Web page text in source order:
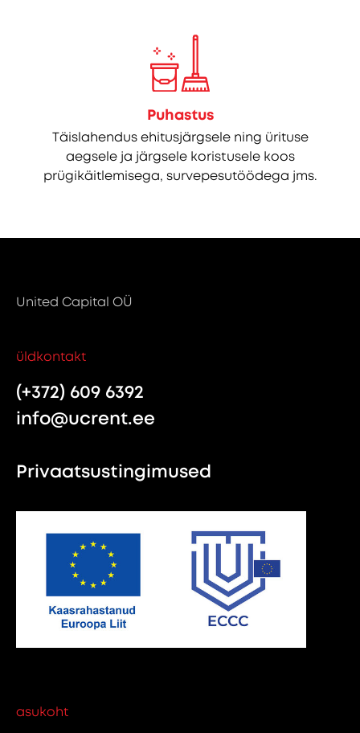
Puhastus
Täislahendus ehitusjärgsele ning ürituse
aegsele ja järgsele koristusele koos
prügikäitlemisega, survepesutöödega jms.
United Capital OÜ
üldkontakt
(+372) 609 6392
info@ucrent.ee
Privaatsustingimused
asukoht